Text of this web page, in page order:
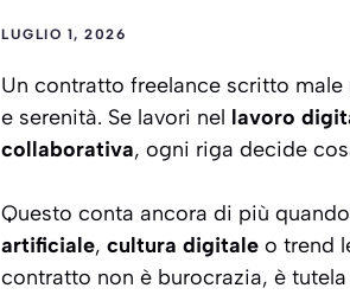
LUGLIO 1, 2026
Un contratto freelance scritto
e serenità. Se lavori nel lavoro
collaborativa, ogni riga decide
Questo conta ancora di più
artificiale, cultura digitale o trend
contratto non è burocrazia, è